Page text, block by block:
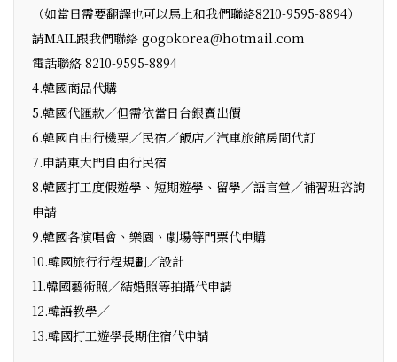
（如當日需要翻譯也可以馬上和我們聯絡8210-9595-8894）
請MAIL跟我們聯絡 gogokorea@hotmail.com
電話聯絡 8210-9595-8894
4.韓國商品代購
5.韓國代匯款／但需依當日台銀賣出價
6.韓國自由行機票／民宿／飯店／汽車旅館房間代訂
7.申請東大門自由行民宿
8.韓國打工度假遊學、短期遊學、留學／語言堂／補習班咨詢
申請
9.韓國各演唱會、樂園、劇場等門票代申購
10.韓國旅行行程規劃／設計
11.韓國藝術照／結婚照等拍攝代申請
12.韓語教學／
13.韓國打工遊學長期住宿代申請